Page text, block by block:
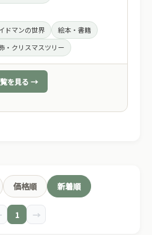
ドマンの世界
絵本・書籍
・クリスマスツリー
覧を見る →
価格順 新着順
1 →